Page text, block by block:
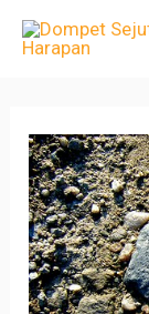
Lewati
Post
navigation